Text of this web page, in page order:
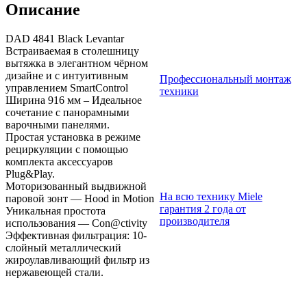
Профессиональный монтаж
техники
На всю технику Miele
гарантия 2 года от
производителя
Описание
DAD 4841 Black Levantar
Встраиваемая в столешницу
вытяжка в элегантном чёрном
дизайне и с интуитивным
управлением SmartControl
Ширина 916 мм – Идеальное
сочетание с панорамными
варочными панелями.
Простая установка в режиме
рециркуляции с помощью
комплекта аксессуаров
Plug&Play.
Моторизованный выдвижной
паровой зонт — Hood in Motion
Уникальная простота
использования — Con@ctivity
Эффективная фильтрация: 10-
слойный металлический
жироулавливающий фильтр из
нержавеющей стали.